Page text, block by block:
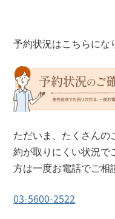
予約状況はこちらにな
ただいま、たくさんの
約が取りにくい状況
方は一度お電話でご相
03-5600-2522